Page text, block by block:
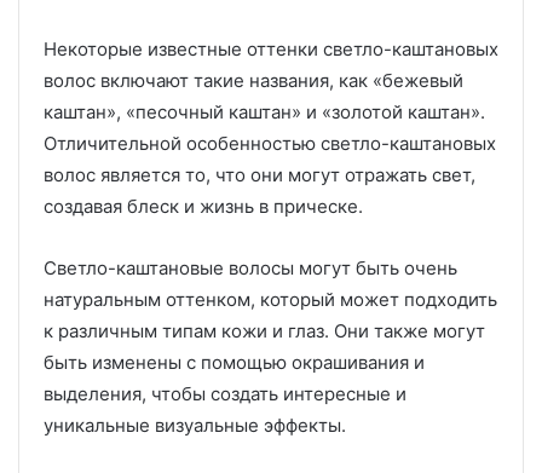
Некоторые известные оттенки светло-каштановых
волос включают такие названия, как «бежевый
каштан», «песочный каштан» и «золотой каштан».
Отличительной особенностью светло-каштановых
волос является то, что они могут отражать свет,
создавая блеск и жизнь в прическе.
Светло-каштановые волосы могут быть очень
натуральным оттенком, который может подходить
к различным типам кожи и глаз. Они также могут
быть изменены с помощью окрашивания и
выделения, чтобы создать интересные и
уникальные визуальные эффекты.